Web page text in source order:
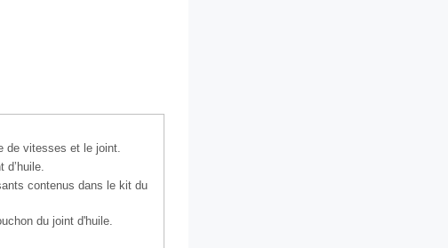
de vitesses et le joint.
d’huile.
contenus dans le kit du
du joint d'huile.